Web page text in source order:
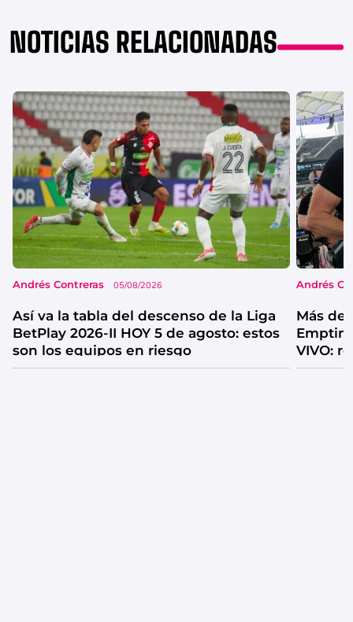
NOTICIAS RELACIONADAS
Andrés Contreras 05/08/2026
Así va la tabla del descenso de la Liga
BetPlay 2026-II HOY 5 de agosto: estos
son los equipos en riesgo
Andrés
Más de
VIVO:
sonó